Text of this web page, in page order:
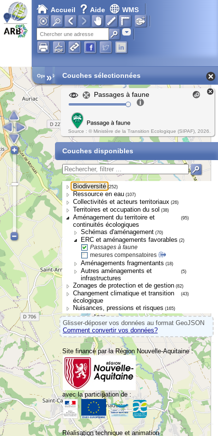
Accueil Aide WMS
Adresse
Open Street Map
» Couches sélectionnées
Passages à faune
Source : © Ministère de la Transition Ecologique (SIPAF), 2026.
Couches disponibles
Biodiversité (252)
Ressource en eau (107)
Collectivités et acteurs territoriaux (26)
Territoires et occupation du sol (38)
Aménagement du territoire et
continuités écologiques
(95)
Schémas d'aménagement (70)
ERC et aménagements favorables (2)
Passages à faune
mesures compensatoires
Aménagements fragmentants (18)
Autres aménagements et
infrastructures
(5)
Zonages de protection et de gestion (82)
Changement climatique et transition
écologique
(43)
Nuisances, pressions et risques (165)
Glisser-déposer vos données au format GeoJSON
Comment convertir vos données?
Site financé par la Région Nouvelle-Aquitaine :
avec la participation de :
Réalisation technique et animation :